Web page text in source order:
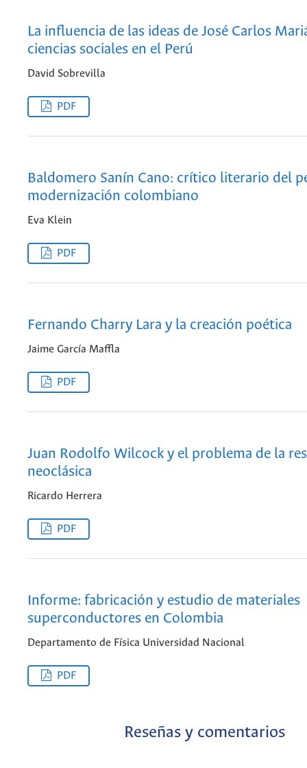
La influencia de las ideas de José Carlos
ciencias sociales en el Perú
David Sobrevilla
PDF
Baldomero Sanín Cano: crítico literario del
modernización colombiano
Eva Klein
PDF
Fernando Charry Lara y la creación poética
Jaime García Maffla
PDF
Juan Rodolfo Wilcock y el problema de la
neoclásica
Ricardo Herrera
PDF
Informe: fabricación y estudio de materiales
superconductores en Colombia
Departamento de Física Universidad Nacional
PDF
Reseñas y comentarios